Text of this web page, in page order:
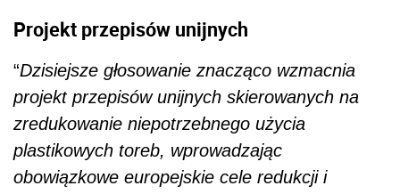
Projekt przepisów unijnych
“Dzisiejsze głosowanie znacząco wzmacnia
projekt przepisów unijnych skierowanych na
zredukowanie niepotrzebnego użycia
plastikowych toreb, wprowadzając
obowiązkowe europejskie cele redukcji i